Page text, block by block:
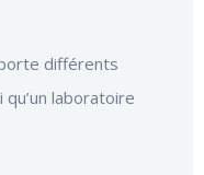
différents
laboratoire